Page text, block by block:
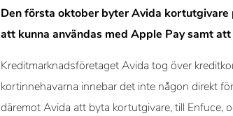
Den första oktober byter Avida
att kunna användas med Apple Pay samt
Kreditmarknadsföretaget Avida tog över
kortinnehavarna innebar det inte någon direkt
däremot Avida att byta kortutgivare, till Enfuce,